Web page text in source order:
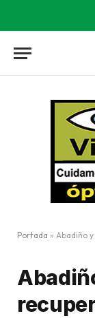
Portada » Abadiño y